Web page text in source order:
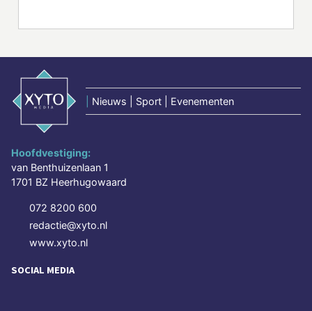
Nieuws | Sport | Evenementen
Hoofdvestiging:
van Benthuizenlaan 1
1701 BZ Heerhugowaard
072 8200 600
redactie@xyto.nl
www.xyto.nl
SOCIAL MEDIA